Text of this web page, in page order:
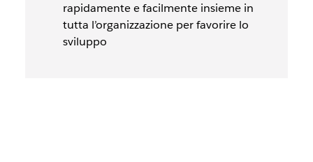
rapidamente e facilmente insieme in
tutta l’organizzazione per favorire lo
sviluppo